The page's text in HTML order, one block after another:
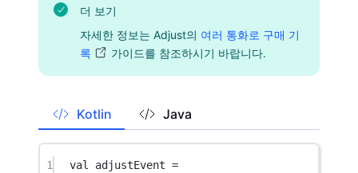
더 보기
자세한 정보는 Adjust의 여러 통화로 구매 기
록
가이드를 참조하시기 바랍니다.
Kotlin Java
1 val adjustEvent =